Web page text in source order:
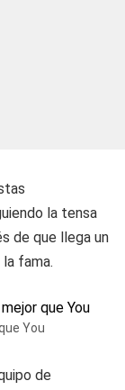
la tensa
de que llega un
fama.
You
de